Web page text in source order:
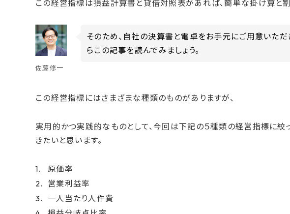
この経営指標は損益計算書と貸借対照表があれば、簡単な掛け算と割
佐藤修一
そのため、自社の決算書と電卓をお手元にご用意いただ
らこの記事を読んでみましょう。
この経営指標にはさまざまな種類のものがありますが、
実用的かつ実践的なものとして、今回は下記の５種類の経営指標に
きたいと思います。
原価率
営業利益率
一人当たり人件費